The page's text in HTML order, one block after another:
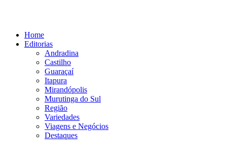
conteúdoHome
Editorias
Andradina
Castilho
Guaraçaí
Itapura
Mirandópolis
Murutinga do Sul
Região
Variedades
Viagens e Negócios
Destaques